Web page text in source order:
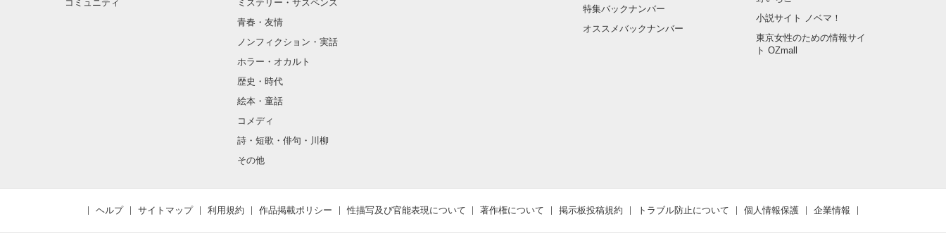
コミュニティ
ミステリー・サスペンス
青春・友情
ノンフィクション・実話
ホラー・オカルト
歴史・時代
絵本・童話
コメディ
詩・短歌・俳句・川柳
その他
特集バックナンバー
オススメバックナンバー
小説サイト ノベマ！
東京女性のための情報サイ
ト OZmall
ヘルプ サイトマップ 利用規約 作品掲載ポリシー 性描写及び官能表現について 著作権について 掲示板投稿規約 トラブル防止について 個人情報保護 企業情報